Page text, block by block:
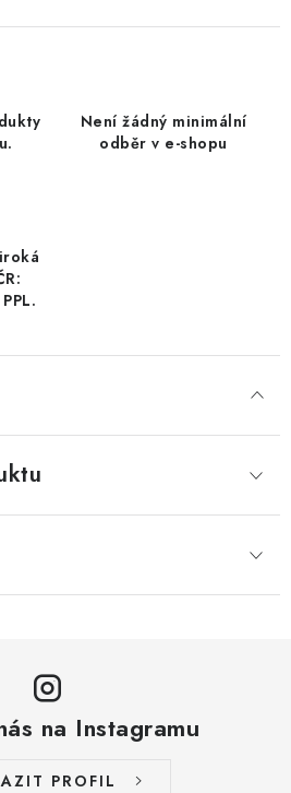
OMÁČKY
SÍŘENÉ / MERUŇKY
/ MANGO
/ JAHODY
A DOCHUCENÉ /
Není žádný minimální
odběr v e-shopu
na Instagramu
PROFIL